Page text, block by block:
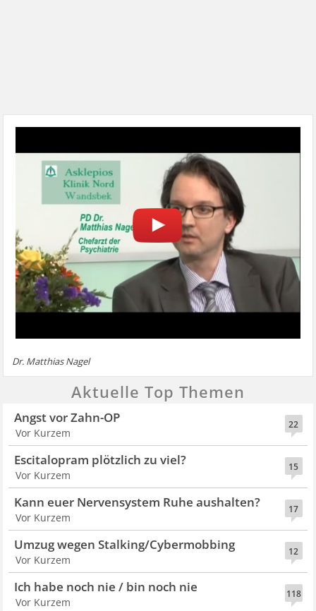
Dr. Matthias Nagel
Aktuelle Top Themen
22
Angst vor Zahn-OP
Vor Kurzem
15
Escitalopram plötzlich zu viel?
Vor Kurzem
17
Kann euer Nervensystem Ruhe aushalten?
Vor Kurzem
12
Umzug wegen Stalking/Cybermobbing
Vor Kurzem
118
Ich habe noch nie / bin noch nie
Vor Kurzem